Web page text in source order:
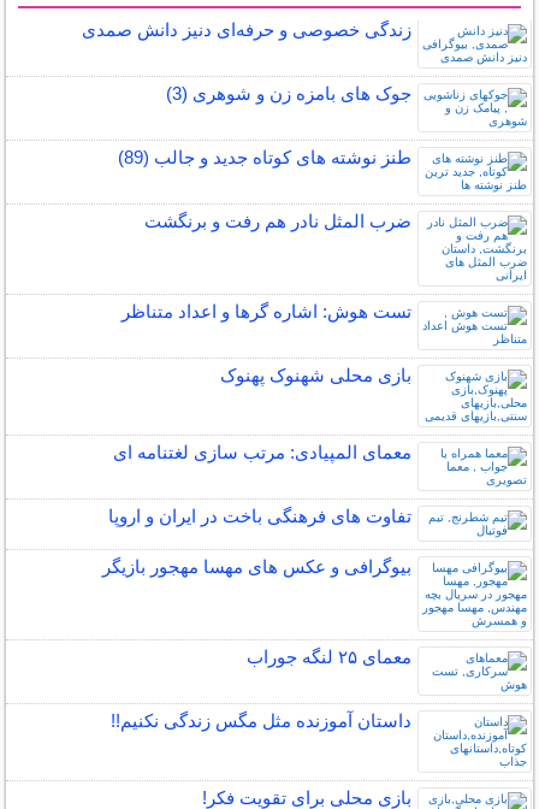
زندگی خصوصی و حرفه‌ای دنیز دانش صمدی
جوک های بامزه زن و شوهری (3)
طنز نوشته های کوتاه جدید و جالب (89)
ضرب المثل نادر هم رفت و برنگشت
تست هوش: اشاره گرها و اعداد متناظر
بازی محلی شهنوک پهنوک
معمای المپیادی: مرتب سازی لغتنامه ای
تفاوت های فرهنگی باخت در ایران و اروپا
بیوگرافی و عکس های مهسا مهجور بازیگر
معمای ۲۵ لنگه جوراب
داستان آموزنده مثل مگس زندگی نکنیم!!
بازی محلی برای تقویت فکر!